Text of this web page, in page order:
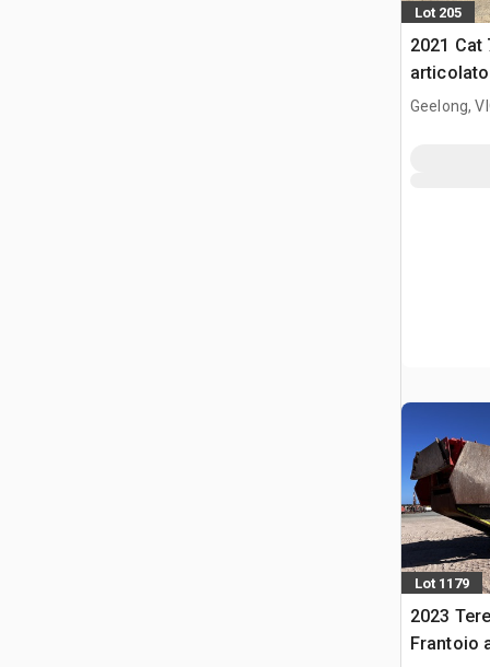
Lot 205
2021 Cat
articolato
Geelong,
Lot 1179
2023
Frantoio